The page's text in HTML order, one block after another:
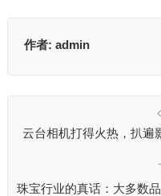
作者: admin
云台相机打得火热，扒遍
珠宝行业的真话：大多数